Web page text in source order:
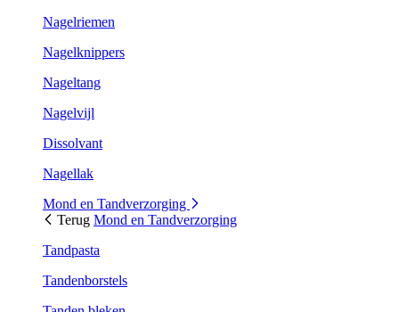
Nagelriemen
Nagelknippers
Nageltang
Nagelvijl
Dissolvant
Nagellak
Mond en Tandverzorging
Terug Mond en Tandverzorging
Tandpasta
Tandenborstels